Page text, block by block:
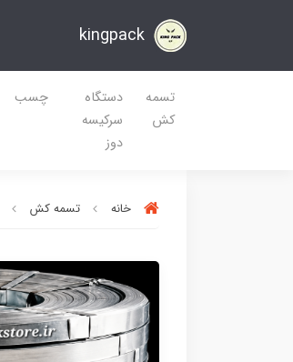
kingpack
تسمه
کش
دستگاه
سرکیسه
دوز
چسب
خانه تسمه کش